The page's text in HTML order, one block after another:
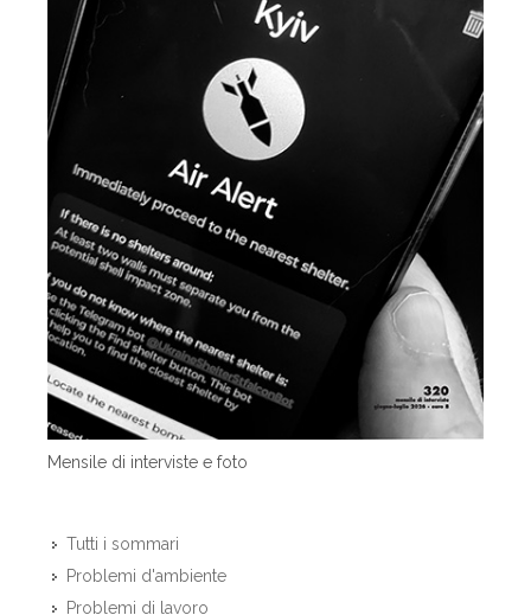
Mensile di interviste e foto
Tutti i sommari
Problemi d'ambiente
Problemi di lavoro